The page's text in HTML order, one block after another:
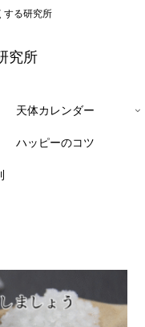
する研究所
究所
天体カレンダー
ハッピーのコツ